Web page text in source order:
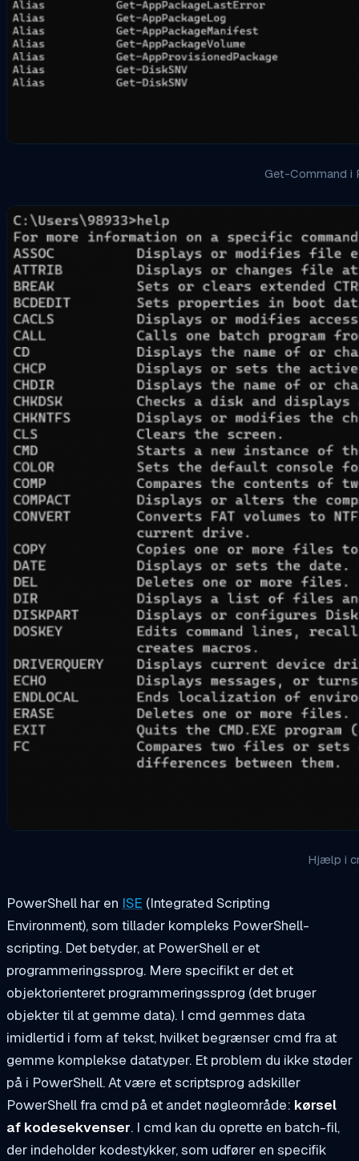
Get-Command i
Hjælp i
PowerShell har en ISE (Integrated Scripting
Environment), som tillader kompleks PowerShell-
scripting. Det betyder, at PowerShell er et
programmeringssprog. Mere specifikt er det et
objektorienteret programmeringssprog (det bruger
objekter til at gemme data). I cmd gemmes data
imidlertid i form af tekst, hvilket begrænser cmd fra at
gemme komplekse datatyper. Et problem du ikke støder
på i PowerShell. At være et scriptsprog adskiller
PowerShell fra cmd på et andet nøgleområde: kørsel
af kodesekvenser. I cmd kan du oprette en batch-fil,
der indeholder kodestykker, som udfører en specifik